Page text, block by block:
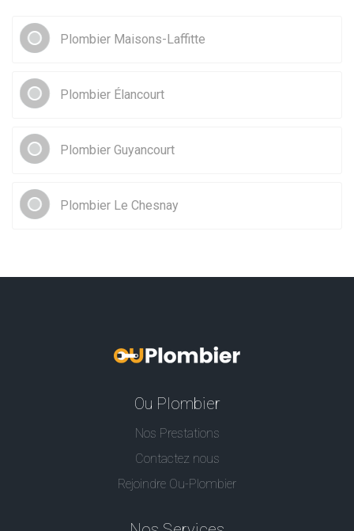
Plombier Maisons-Laffitte
Plombier Élancourt
Plombier Guyancourt
Plombier Le Chesnay
Ou Plombier
Nos Prestations
Contactez nous
Rejoindre Ou-Plombier